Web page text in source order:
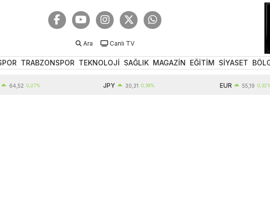
Ara Canlı TV
TRABZONSPOR TEKNOLOJİ SAĞLIK MAGAZİN EĞİTİM SİYASET
0,27% 30,31 0,39% 55,19 0,32%